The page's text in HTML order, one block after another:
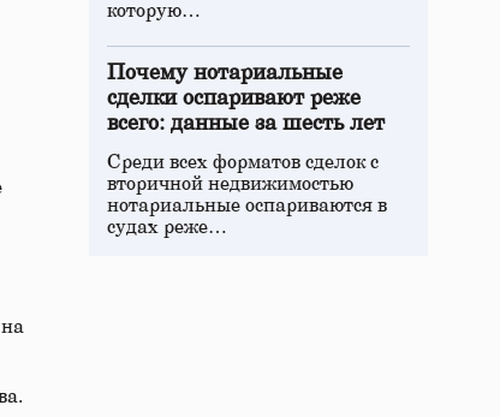
которую…
Почему нотариальные
сделки оспаривают реже
всего: данные за шесть лет
Среди всех форматов сделок с
вторичной недвижимостью
нотариальные оспариваются в
судах реже…